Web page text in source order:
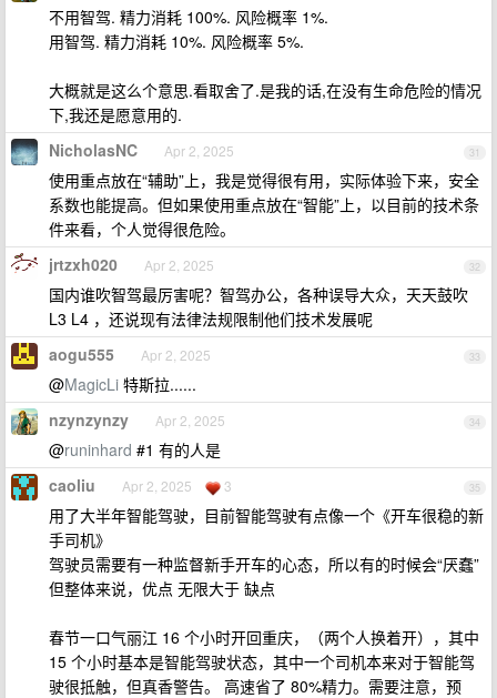
不用智驾. 精力消耗 100%. 风险概率 1%.
用智驾. 精力消耗 10%. 风险概率 5%.
大概就是这么个意思.看取舍了.是我的话,在没有生命危险的情况
下,我还是愿意用的.
31
NicholasNC Apr 2, 2025
使用重点放在“辅助”上，我是觉得很有用，实际体验下来，安全
系数也能提高。但如果使用重点放在“智能”上，以目前的技术条
件来看，个人觉得很危险。
32
jrtzxh020 Apr 2, 2025
国内谁吹智驾最厉害呢？智驾办公，各种误导大众，天天鼓吹
L3 L4 ，还说现有法律法规限制他们技术发展呢
33
aogu555 Apr 2, 2025
@MagicLi 特斯拉......
34
nzynzynzy Apr 2, 2025
@runinhard #1 有的人是
35
caoliu Apr 2, 2025 3
用了大半年智能驾驶，目前智能驾驶有点像一个《开车很稳的新
手司机》
驾驶员需要有一种监督新手开车的心态，所以有的时候会“厌蠢”
但整体来说，优点 无限大于 缺点
春节一口气丽江 16 个小时开回重庆，（两个人换着开），其中
15 个小时基本是智能驾驶状态，其中一个司机本来对于智能驾
驶很抵触，但真香警告。 高速省了 80%精力。需要注意，预